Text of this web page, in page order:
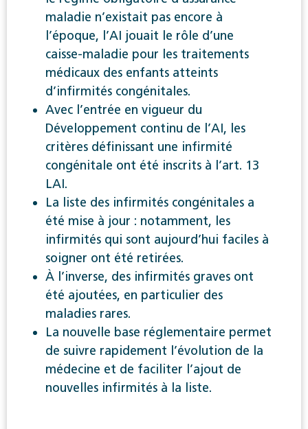
maladie n’existait pas encore à
l’époque, l’AI jouait le rôle d’une
caisse-maladie pour les traitements
médicaux des enfants atteints
d’infirmités congénitales.
Avec l’entrée en vigueur du
Développement continu de l’AI, les
critères définissant une infirmité
congénitale ont été inscrits à l’art. 13
LAI.
La liste des infirmités congénitales a
été mise à jour : notamment, les
infirmités qui sont aujourd’hui faciles à
soigner ont été retirées.
À l’inverse, des infirmités graves ont
été ajoutées, en particulier des
maladies rares.
La nouvelle base réglementaire permet
de suivre rapidement l’évolution de la
médecine et de faciliter l’ajout de
nouvelles infirmités à la liste.